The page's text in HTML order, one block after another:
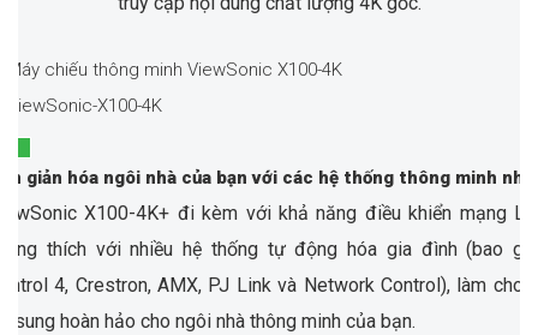
giản hóa ngôi nhà của bạn với các hệ thống thông minh
X100-4K+ đi kèm với khả năng điều khiển mạng
thích với nhiều hệ thống tự động hóa gia đình (bao
4, Crestron, AMX, PJ Link và Network Control), làm cho
sung hoàn hảo cho ngôi nhà thông minh của bạn.